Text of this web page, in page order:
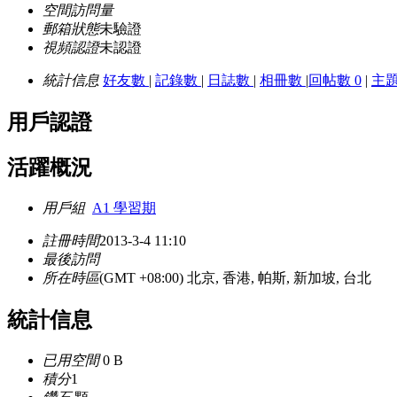
空間訪問量
郵箱狀態未驗證
視頻認證未認證
統計信息 好友數 | 記錄數 | 日誌數 | 相冊數 |回帖數 0 | 主
用戶認證
活躍概況
用戶組 A1 學習期
註冊時間2013-3-4 11:10
最後訪問
所在時區(GMT +08:00) 北京, 香港, 帕斯, 新加坡, 台北
統計信息
已用空間0 B
積分1